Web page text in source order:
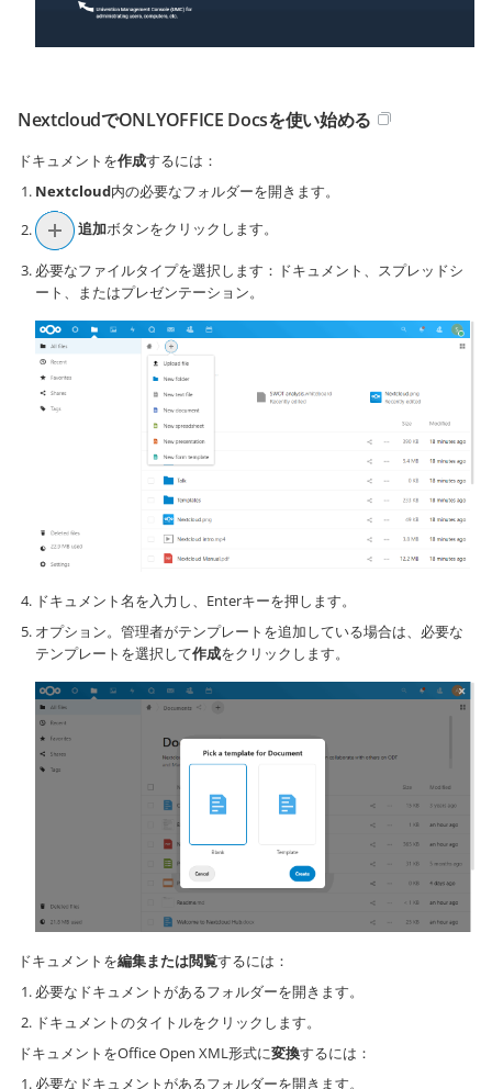
NextcloudでONLYOFFICE Docsを使い始める
ドキュメントを作成するには：
Nextcloud内の必要なフォルダーを開きます。
追加ボタンをクリックします。
必要なファイルタイプを選択します：ドキュメント、スプレッドシ
ート、またはプレゼンテーション。
ドキュメント名を入力し、Enterキーを押します。
オプション。管理者がテンプレートを追加している場合は、必要な
テンプレートを選択して作成をクリックします。
ドキュメントを編集または閲覧するには：
必要なドキュメントがあるフォルダーを開きます。
ドキュメントのタイトルをクリックします。
ドキュメントをOffice Open XML形式に変換するには：
必要なドキュメントがあるフォルダーを開きます。